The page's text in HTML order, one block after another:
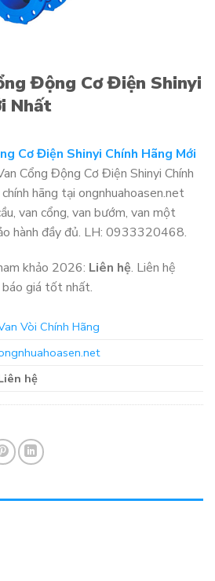
Động Cơ Điện Shinyi
Nhất
Cơ Điện Shinyi Chính Hãng Mới
Cổng Động Cơ Điện Shinyi Chính
hãng tại ongnhuahoasen.net
van cổng, van bướm, van một
hành đầy đủ. LH: 0933320468.
khảo 2026: Liên hệ. Liên hệ
báo giá tốt nhất.
Vòi Chính Hãng
hệ